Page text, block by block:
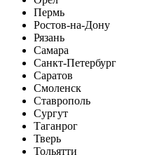
Пермь
Ростов-на-Дону
Рязань
Самара
Санкт-Петербург
Саратов
Смоленск
Ставрополь
Сургут
Таганрог
Тверь
Тольятти